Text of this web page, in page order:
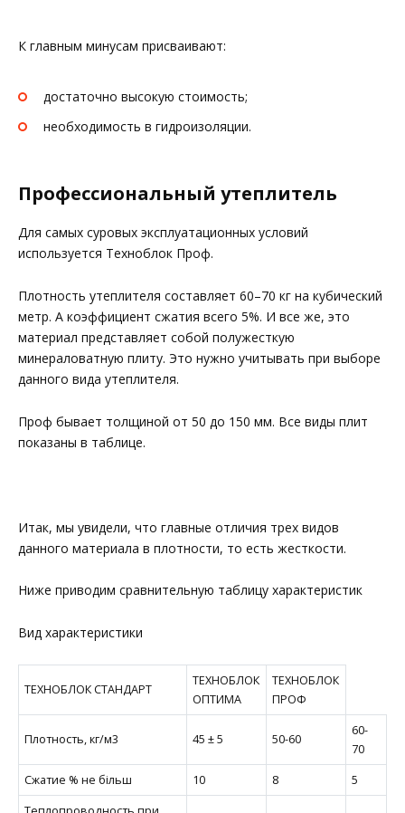
К главным минусам присваивают:
достаточно высокую стоимость;
необходимость в гидроизоляции.
Профессиональный утеплитель
Для самых суровых эксплуатационных условий
используется Техноблок Проф.
Плотность утеплителя составляет 60–70 кг на кубический
метр. А коэффициент сжатия всего 5%. И все же, это
материал представляет собой полужесткую
минераловатную плиту. Это нужно учитывать при выборе
данного вида утеплителя.
Проф бывает толщиной от 50 до 150 мм. Все виды плит
показаны в таблице.
Итак, мы увидели, что главные отличия трех видов
данного материала в плотности, то есть жесткости.
Ниже приводим сравнительную таблицу характеристик
Вид характеристики
ТЕХНОБЛОК СТАНДАРТ
ТЕХНОБЛОК
ОПТИМА
ТЕХНОБЛОК
ПРОФ
Плотность, кг/м3 45 ± 5 50-60
60-
70
Сжатие % не більш
10 8
5